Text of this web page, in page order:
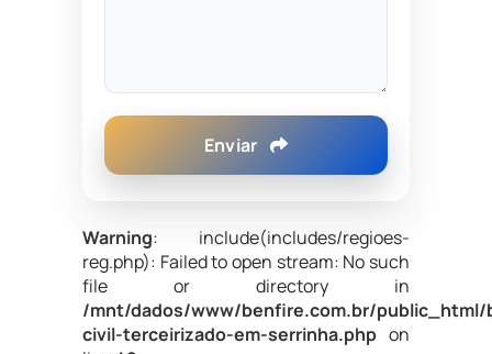
Enviar
Warning: include(includes/regioes-
reg.php): Failed to open stream: No such
file or directory in
/mnt/dados/www/benfire.com.br/public_html/
civil-terceirizado-em-serrinha.phpon